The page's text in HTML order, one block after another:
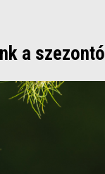
a szezontól